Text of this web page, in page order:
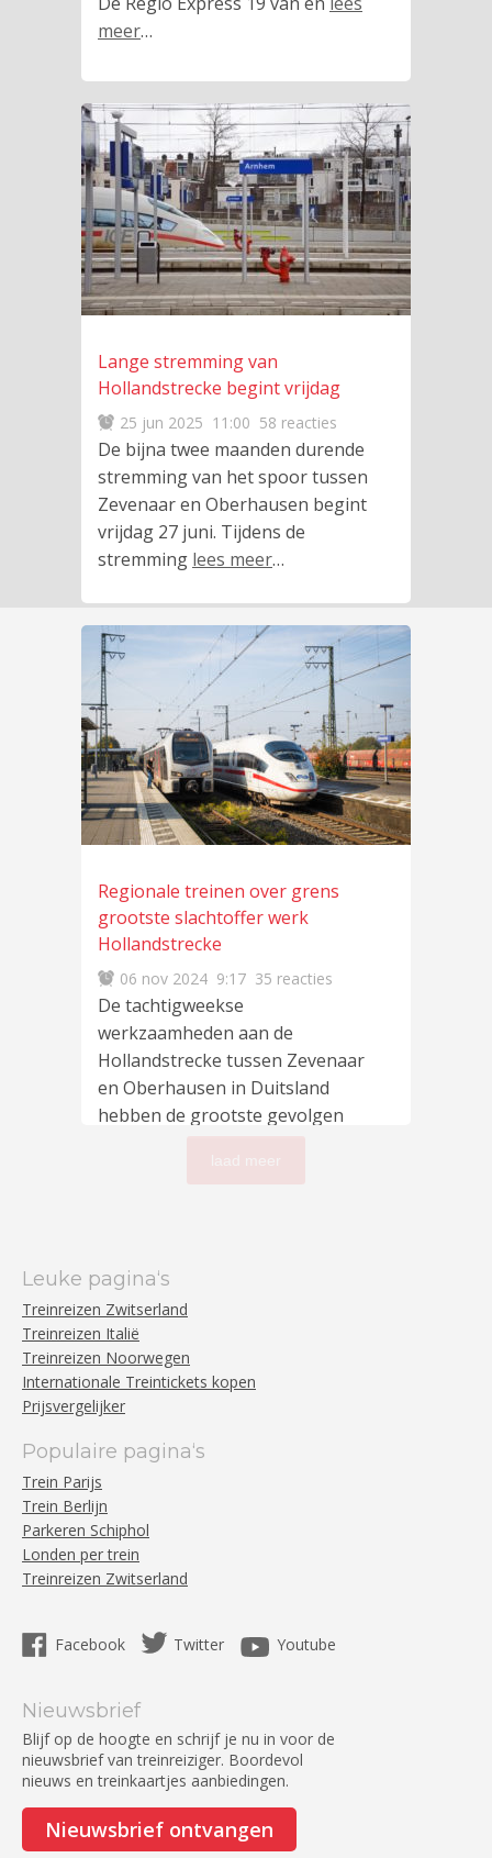
meer…
Lange stremming van
Hollandstrecke begint vrijdag
25 jun 2025 11:00 58 reacties
De bijna twee maanden durende
stremming van het spoor tussen
Zevenaar en Oberhausen begint
vrijdag 27 juni. Tijdens de
stremming lees meer…
Regionale treinen over grens
grootste slachtoffer werk
Hollandstrecke
06 nov 2024 9:17 35 reacties
De tachtigweekse
werkzaamheden aan de
Hollandstrecke tussen Zevenaar
en Oberhausen in Duitsland
hebben de grootste gevolgen
Leuke pagina‘s
Treinreizen Zwitserland
Treinreizen Italië
Treinreizen Noorwegen
Internationale Treintickets kopen
Prijsvergelijker
Populaire pagina‘s
Trein Parijs
Trein Berlijn
Parkeren Schiphol
Londen per trein
Treinreizen Zwitserland
Facebook Twitter Youtube
Nieuwsbrief
Blijf op de hoogte en schrijf je nu in voor de
nieuwsbrief van treinreiziger. Boordevol
nieuws en treinkaartjes aanbiedingen.
Nieuwsbrief ontvangen